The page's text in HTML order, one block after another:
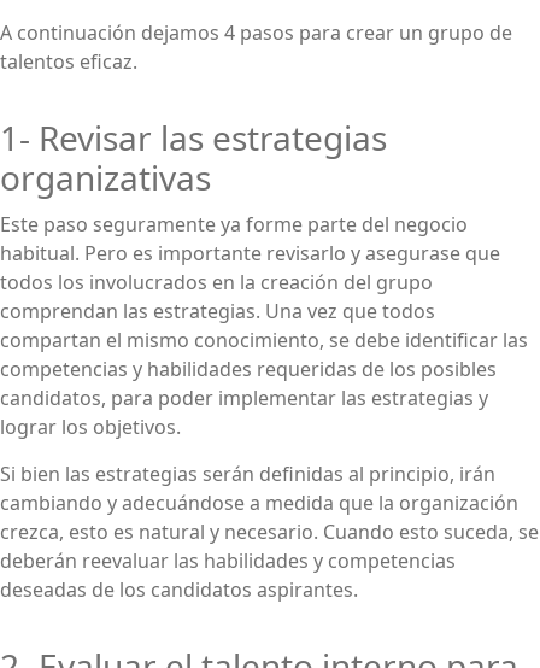
A continuación dejamos 4 pasos para crear un grupo de
talentos eficaz.
1- Revisar las estrategias
organizativas
Este paso seguramente ya forme parte del negocio
habitual. Pero es importante revisarlo y asegurase que
todos los involucrados en la creación del grupo
comprendan las estrategias. Una vez que todos
compartan el mismo conocimiento, se debe identificar las
competencias y habilidades requeridas de los posibles
candidatos, para poder implementar las estrategias y
lograr los objetivos.
Si bien las estrategias serán definidas al principio, irán
cambiando y adecuándose a medida que la organización
crezca, esto es natural y necesario. Cuando esto suceda, se
deberán reevaluar las habilidades y competencias
deseadas de los candidatos aspirantes.